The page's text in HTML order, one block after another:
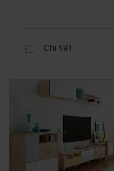
Chi tiết